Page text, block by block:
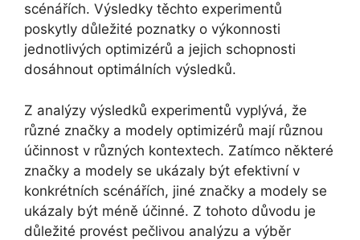
scénářích. Výsledky těchto experimentů
poskytly důležité poznatky o výkonnosti
jednotlivých optimizérů a jejich schopnosti
dosáhnout optimálních výsledků.
Z analýzy výsledků experimentů vyplývá, že
různé značky a modely optimizérů mají různou
účinnost v různých kontextech. Zatímco některé
značky a modely se ukázaly být efektivní v
konkrétních scénářích, jiné značky a modely se
ukázaly být méně účinné. Z tohoto důvodu je
důležité provést pečlivou analýzu a výběr